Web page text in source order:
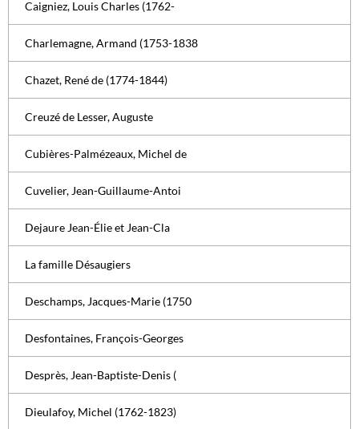
Caigniez, Louis Charles (1762-
Charlemagne, Armand (1753-1838
Chazet, René de (1774-1844)
Creuzé de Lesser, Auguste
Cubières-Palmézeaux, Michel de
Cuvelier, Jean-Guillaume-Antoi
Dejaure Jean-Élie et Jean-Cla
La famille Désaugiers
Deschamps, Jacques-Marie (1750
Desfontaines, François-Georges
Desprès, Jean-Baptiste-Denis (
Dieulafoy, Michel (1762-1823)